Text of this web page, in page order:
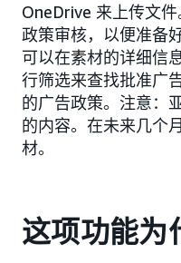
OneDrive 来上传文
政策审核，以便准备
可以在素材的详细信
行筛选来查找批准广
的广告政策。注意：
的内容。在未来几个
材。
这项功能为